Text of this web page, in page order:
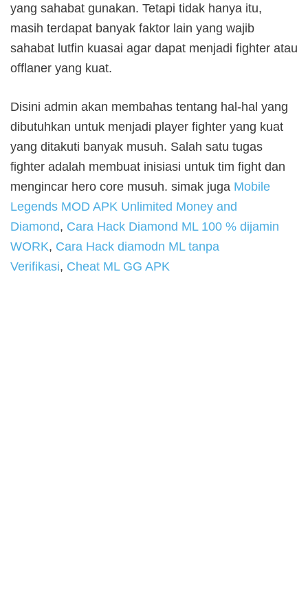
yang sahabat gunakan. Tetapi tidak hanya itu,
masih terdapat banyak faktor lain yang wajib
sahabat lutfin kuasai agar dapat menjadi fighter atau
offlaner yang kuat.
Disini admin akan membahas tentang hal-hal yang
dibutuhkan untuk menjadi player fighter yang kuat
yang ditakuti banyak musuh. Salah satu tugas
fighter adalah membuat inisiasi untuk tim fight dan
mengincar hero core musuh. simak juga Mobile
Legends MOD APK Unlimited Money and
Diamond, Cara Hack Diamond ML 100 % dijamin
WORK, Cara Hack diamodn ML tanpa
Verifikasi, Cheat ML GG APK